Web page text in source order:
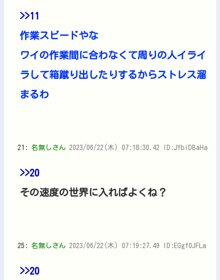
>>11
作業スピードやな
ワイの作業間に合わなくて周りの人イライ
ラして箱蹴り出したりするからストレス溜
まるわ
21: 名無しさん 2023/06/22(木) 07:18:30.42 ID:JYbiDBaHa
>>20
その速度の世界に入ればよくね？
25: 名無しさん 2023/06/22(木) 07:19:27.49 ID:EGgf0JFLa
>>20